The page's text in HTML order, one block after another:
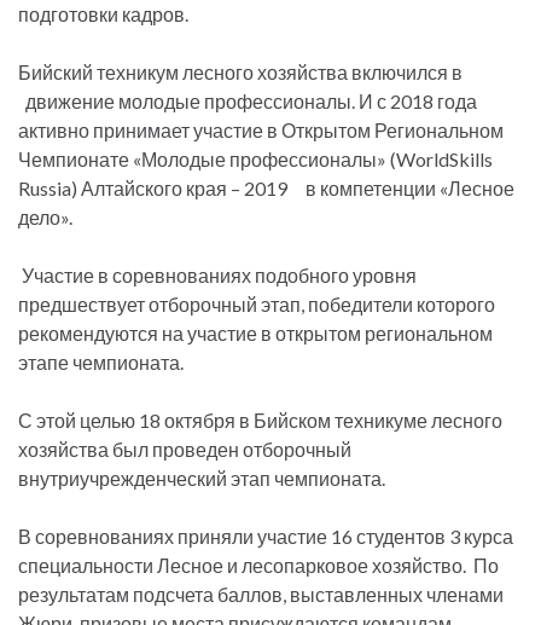
подготовки кадров.
Бийский техникум лесного хозяйства включился в
движение молодые профессионалы. И с 2018 года
активно принимает участие в Открытом Региональном
Чемпионате «Молодые профессионалы» (WorldSkills
Russia) Алтайского края – 2019 в компетенции «Лесное
дело».
Участие в соревнованиях подобного уровня
предшествует отборочный этап, победители которого
рекомендуются на участие в открытом региональном
этапе чемпионата.
С этой целью 18 октября в Бийском техникуме лесного
хозяйства был проведен отборочный
внутриучрежденческий этап чемпионата.
В соревнованиях приняли участие 16 студентов 3 курса
специальности Лесное и лесопарковое хозяйство. По
результатам подсчета баллов, выставленных членами